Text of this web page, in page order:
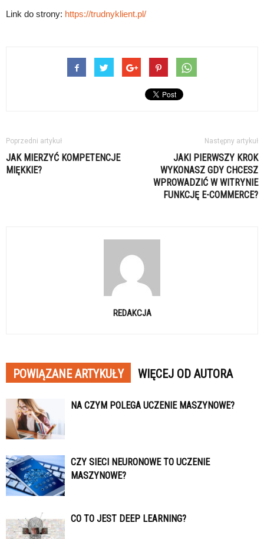
Link do strony: https://trudnyklient.pl/
Poprzedni artykuł
JAK MIERZYĆ KOMPETENCJE
MIĘKKIE?
Następny artykuł
JAKI PIERWSZY KROK
WYKONASZ GDY CHCESZ
WPROWADZIĆ W WITRYNIE
FUNKCJĘ E-COMMERCE?
REDAKCJA
POWIĄZANE ARTYKUŁY WIĘCEJ OD AUTORA
NA CZYM POLEGA UCZENIE MASZYNOWE?
CZY SIECI NEURONOWE TO UCZENIE
MASZYNOWE?
CO TO JEST DEEP LEARNING?